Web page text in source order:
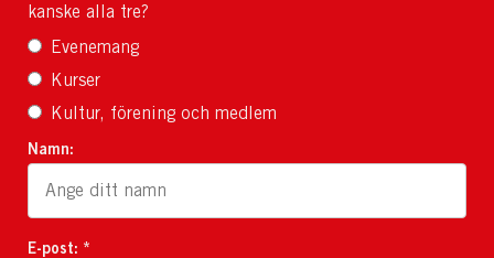
kanske alla tre?
Evenemang
Kurser
Kultur, förening och medlem
Namn:
E-post: *